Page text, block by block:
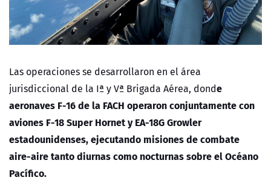
Las operaciones se desarrollaron en el área
jurisdiccional de la Iª y Vª Brigada Aérea, donde
aeronaves F-16 de la FACH operaron conjuntamente con
aviones F-18 Super Hornet y EA-18G Growler
estadounidenses, ejecutando misiones de combate
aire-aire tanto diurnas como nocturnas sobre el Océano
Pacífico.